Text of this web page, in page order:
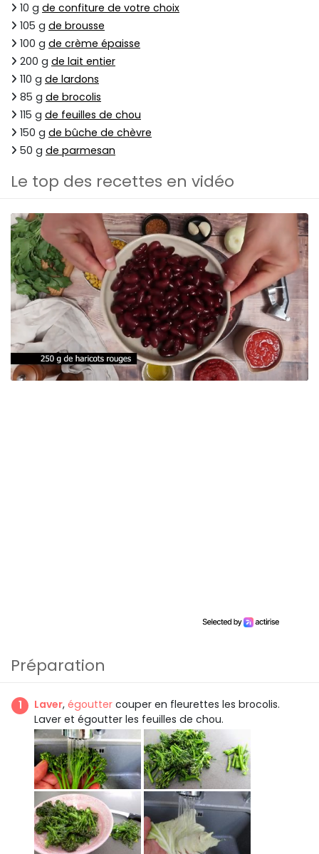
10 g de confiture de votre choix
105 g de brousse
100 g de crème épaisse
200 g de lait entier
110 g de lardons
85 g de brocolis
115 g de feuilles de chou
150 g de bûche de chèvre
50 g de parmesan
Le top des recettes en vidéo
Préparation
Laver, égoutter couper en fleurettes les brocolis.
Laver et égoutter les feuilles de chou.